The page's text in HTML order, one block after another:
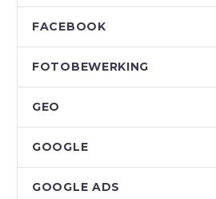
FACEBOOK
FOTOBEWERKING
GEO
GOOGLE
GOOGLE ADS